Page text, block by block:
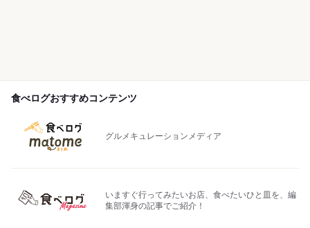
食べログおすすめコンテンツ
グルメキュレーションメディア
いますぐ行ってみたいお店、食べたいひと皿を、編
集部渾身の記事でご紹介！